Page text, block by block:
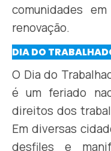
comunidades
renovação.
DIA DO
O Dia do
é um feriado
direitos dos
Em diversas
desfiles e